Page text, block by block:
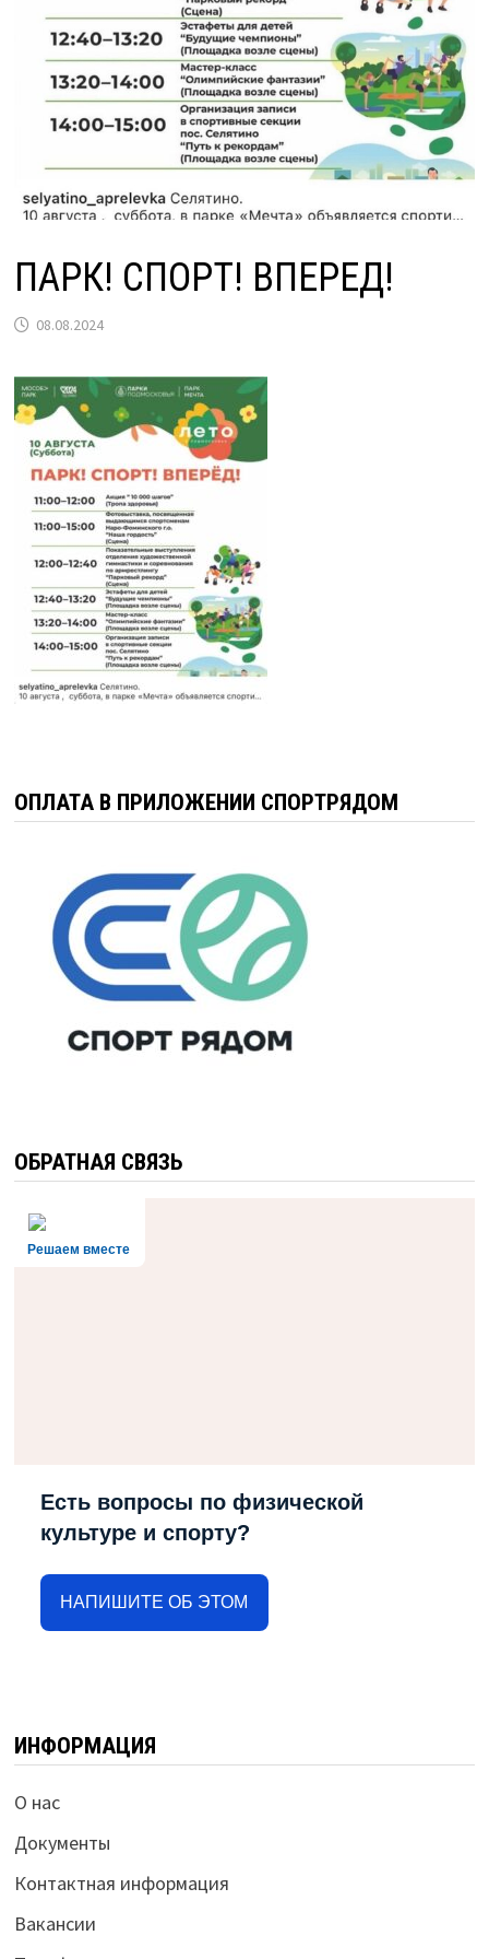
ПАРК! СПОРТ! ВПЕРЕД!
08.08.2024
ОПЛАТА В ПРИЛОЖЕНИИ СПОРТРЯДОМ
ОБРАТНАЯ СВЯЗЬ
Решаем вместе
Есть вопросы по физической
культуре и спорту?
НАПИШИТЕ ОБ ЭТОМ
ИНФОРМАЦИЯ
О нас
Документы
Контактная информация
Вакансии